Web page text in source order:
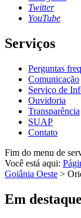
Twitter
YouTube
Serviços
Perguntas
Comunicação
Serviço de
Ouvidoria
Transparência
SUAP
Contato
Fim do menu de
Você está aqui:
Goiânia Oeste >
Em destaque